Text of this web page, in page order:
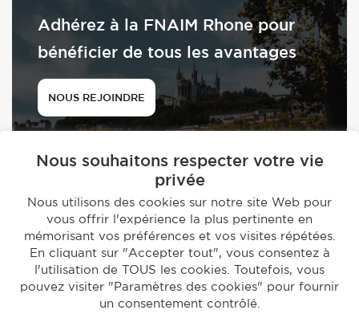
Adhérez à la FNAIM Rhone pour
bénéficier de tous les avantages
NOUS REJOINDRE
© 2026 - FNAIM du Rhône
Mentions légales - Politique de confidentialité
Réalisation parStudio EVOL
Nous souhaitons respecter votre vie
privée
Nous utilisons des cookies sur notre site Web pour
vous offrir l'expérience la plus pertinente en
mémorisant vos préférences et vos visites répétées.
En cliquant sur "Accepter tout", vous consentez à
l'utilisation de TOUS les cookies. Toutefois, vous
pouvez visiter "Paramètres des cookies" pour fournir
un consentement contrôlé.